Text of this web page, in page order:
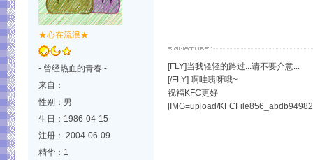
★心在流浪★
- 曾经热血的青春 -
来自：
性别：男
生日：1986-04-15
注册： 2004-06-09
精华：1
[FLY]当我轻轻的路过...请不要介意...
[/FLY] 啊哇咦呀哦~
祝福KFC更好
[IMG=upload/